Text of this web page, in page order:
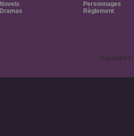
Novels
Dramas
Personnages
Règlement
Copyright ©